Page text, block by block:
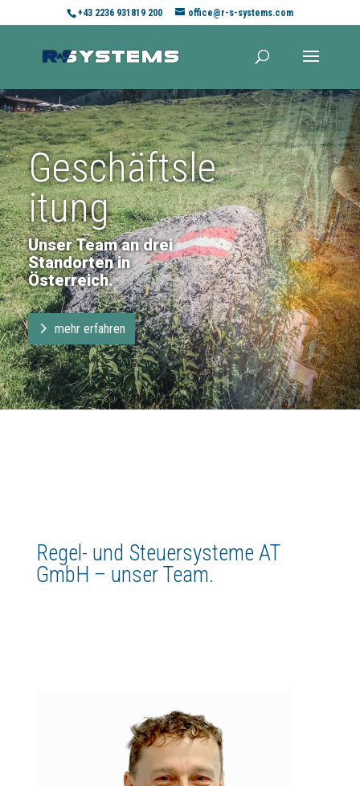
+43 2236 931819 200 office@r-s-systems.com
Geschäftsle
itung
Unser Team an drei
Standorten in
Österreich.
mehr erfahren
Regel- und Steuersysteme AT
GmbH – unser Team.